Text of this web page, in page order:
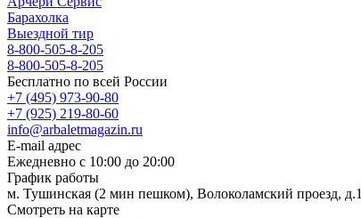
Барахолка
Выездной тир
8-800-505-8-205
8-800-505-8-205
Бесплатно по всей России
+7 (495) 973-90-80
+7 (925) 219-80-60
info@arbaletmagazin.ru
E-mail адрес
Ежедневно с 10:00 до 20:00
График работы
м. Тушинская (2 мин пешком), Волоколамский проезд, д.1
Смотреть на карте